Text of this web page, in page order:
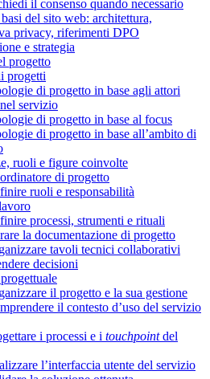
il consenso quando necessario
del sito web: architettura,
privacy, riferimenti DPO
e strategia
progetto
progetti
di progetto in base agli attori
servizio
di progetto in base al focus
di progetto in base all’ambito di
ruoli e figure coinvolte
di progetto
ruoli e responsabilità
processi, strumenti e rituali
la documentazione di progetto
tavoli tecnici collaborativi
decisioni
il progetto e la sua gestione
il contesto d’uso del servizio
i processi e i touchpointdel
l’interfaccia utente del servizio